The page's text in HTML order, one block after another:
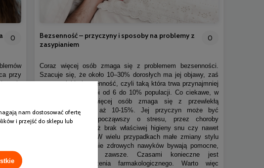
0
przy
się z
się.
się
Bezsenność – przyczyny i sposoby na problemy z
zasypianiem
0
Coraz więcej osób zmaga się z problemem bezsenności.
Szacuje się, że około 10–30% dorosłych ma jej objawy, zaś
na przewlekłą bezsenność, czyli taką która trwa przynajmniej
kilka miesięcy cierpi od 6 do 10% populacji. Co ciekawe, w
Polsce jeszcze więcej osób zmaga się z przewlekłą
bezsennością, bo aż 10-15%. Jej przyczyn może być
naprawdę sporo, począwszy o stresu, przez choroby
somatyczne czy też brak właściwej higieny snu czy nawet
niewłaściwą dietę. W wielu przypadkach małe zmiany stylu
życia i wprowadzenie zdrowych nawyków bywają pomocne,
ale niestety nie zawsze. Czasami konieczne jest
wprowadzenie leczenia farmakologicznego. Warto więc
nam dostosować ofertę
i przejść do sklepu lub